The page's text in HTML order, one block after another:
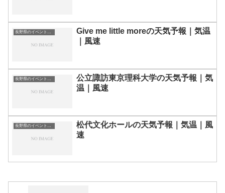
Give me little moreの天気予報｜気温
｜風速
公立諏訪東京理科大学の天気予報｜気
温｜風速
松代文化ホールの天気予報｜気温｜風
速